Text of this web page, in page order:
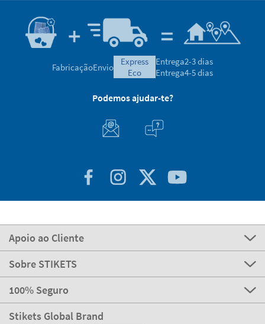
FabricaçãoEnvio
express
eco
Entrega2-3 dias
Entrega4-5 dias
Podemos ajudar-te?
Apoio ao Cliente
Sobre STIKETS
100% Seguro
Stikets Global Brand